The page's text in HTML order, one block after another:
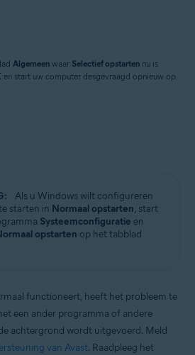
Algemeen waar Selectief opstarten nu is
en start uw computer desgevraagd opnieuw op.
Als u Windows wilt configureren
starten in Normaal opstarten, start
Systeemconfiguratie en
opstarten op het tabblad
functioneert, heeft het probleem te
een ander programma of andere
achtergrond wordt uitgevoerd. Meld
van Avast. Raadpleeg het